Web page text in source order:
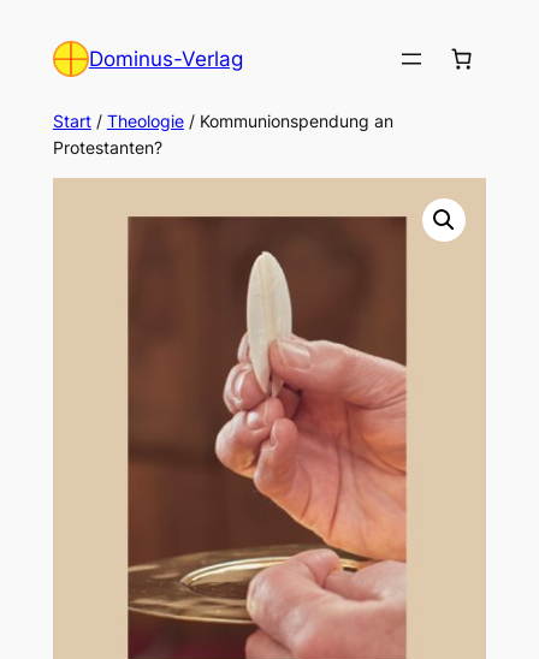
Inhalt
Dominus-Verlag
Start/ Theologie/ Kommunionspendung an
Protestanten?